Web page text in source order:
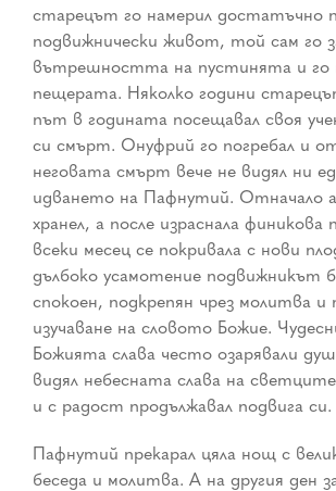
старецът го намерил достатъчно
подвижнически живот, той сам го
вътрешността на пустинята и го
пещерата. Няколко години
път в годината посещавал своя
си смърт. Онуфрий го погребал и
неговата смърт вече не видял ни
идването на Пафнутий. Отначало
хранел, а после израснала финикова
всеки месец се покривала с нови
дълбоко усамотение подвижникът
спокоен, подкрепян чрез молитва и
изучаване на словото Божие.
Божията слава често озарявали
видял небесната слава на
и с радост продължавал подвига си.
Пафнутий прекарал цяла нощ с
беседа и молитва. А на другия ден